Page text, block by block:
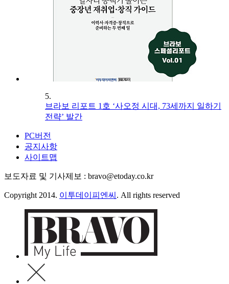
5.
브라보 리포트 1호 ‘사오정 시대, 73세까지 일하기
전략’ 발간
PC버전
공지사항
사이트맵
보도자료 및 기사제보 : bravo@etoday.co.kr
Copyright 2014. 이투데이피엔씨 . All rights reserved